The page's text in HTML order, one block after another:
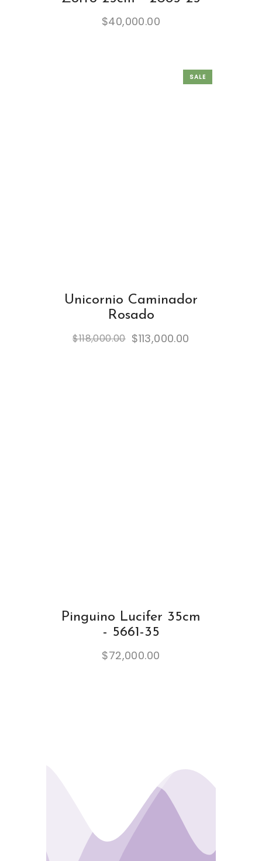
$40,000.00
SALE
Unicornio Caminador
Rosado
$118,000.00 $113,000.00
Pinguino Lucifer 35cm
- 5661-35
$72,000.00